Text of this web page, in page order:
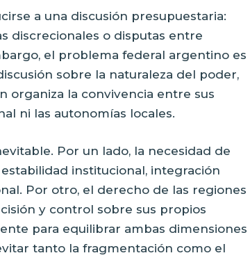
a una discusión presupuestaria:
discrecionales o disputas entre
el problema federal argentino es
sobre la naturaleza del poder,
organiza la convivencia entre sus
ni las autonomías locales.
Por un lado, la necesidad de
institucional, integración
Por otro, el derecho de las regiones
y control sobre sus propios
para equilibrar ambas dimensiones
tanto la fragmentación como el